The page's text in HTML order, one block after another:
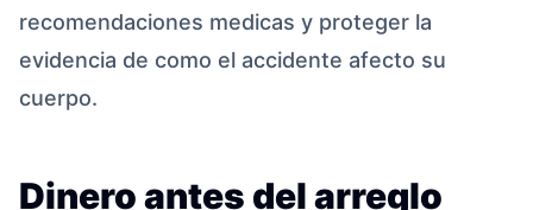
recomendaciones medicas y proteger la
evidencia de como el accidente afecto su
cuerpo.
Dinero antes del arreglo